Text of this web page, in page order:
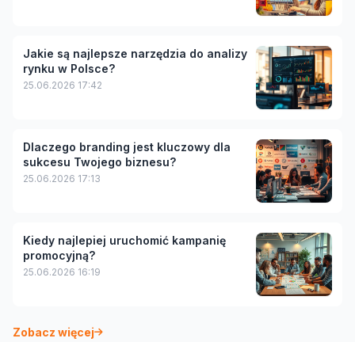
Jakie są najlepsze narzędzia do analizy
rynku w Polsce?
25.06.2026 17:42
Dlaczego branding jest kluczowy dla
sukcesu Twojego biznesu?
25.06.2026 17:13
Kiedy najlepiej uruchomić kampanię
promocyjną?
25.06.2026 16:19
Zobacz więcej